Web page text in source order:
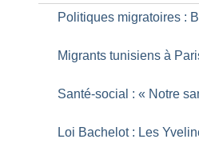
Politiques migratoires :
Migrants tunisiens à
Santé-social : « Notre
Loi Bachelot : Les